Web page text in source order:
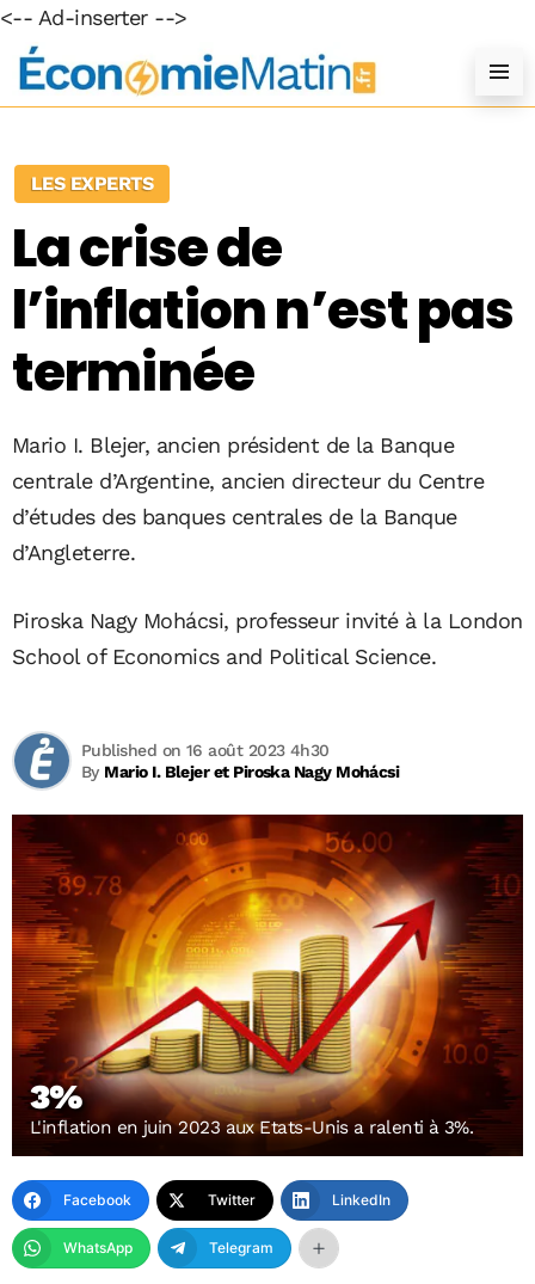
<-- Ad-inserter -->
LES EXPERTS
La crise de
l’inflation n’est pas
terminée
Mario I. Blejer, ancien président de la Banque
centrale d’Argentine, ancien directeur du Centre
d’études des banques centrales de la Banque
d’Angleterre.
Piroska Nagy Mohácsi, professeur invité à la London
School of Economics and Political Science.
By Mario I. Blejer et Piroska Nagy Mohácsi
Published on 16 août 2023 4h30
3%
L'inflation en juin 2023 aux Etats-Unis a ralenti à 3%.
Facebook Twitter LinkedIn
WhatsApp Telegram